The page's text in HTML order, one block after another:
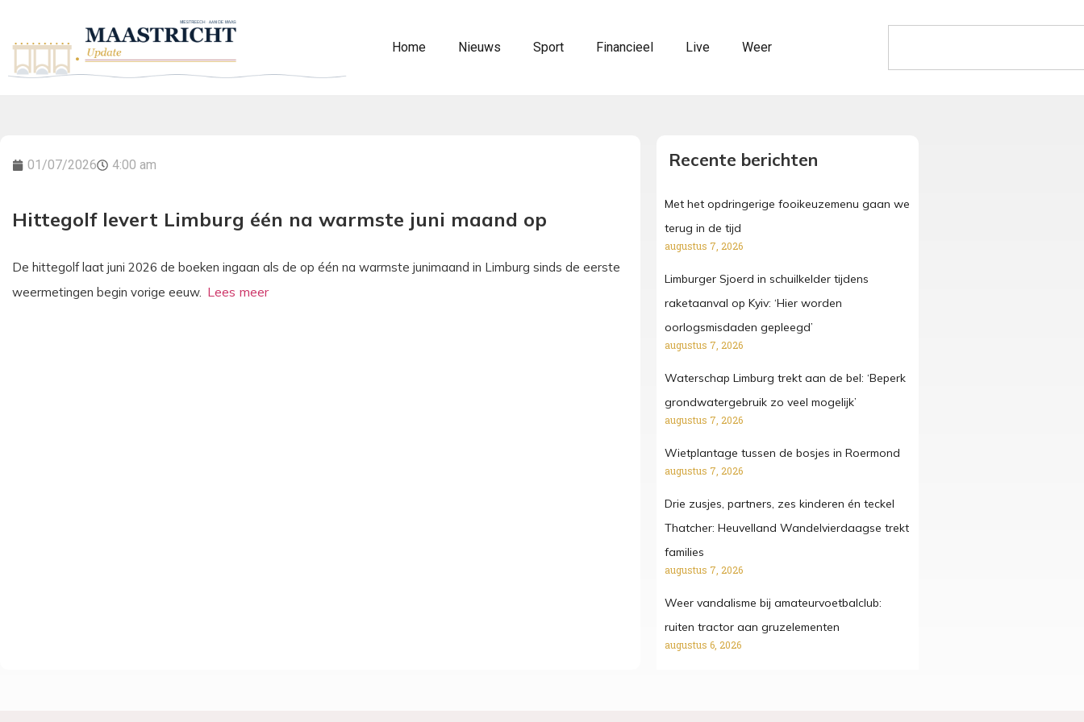
Home Nieuws Sport Financieel Live Weer
01/07/2026 4:00 am
Hittegolf levert Limburg één na warmste juni maand op
De hittegolf laat juni 2026 de boeken ingaan als de op één na warmste junimaand in Limburg sinds de eerste
weermetingen begin vorige eeuw.
Recente berichten
Met het opdringerige fooikeuzemenu gaan we
terug in de tijd
augustus 7, 2026
Limburger Sjoerd in schuilkelder tijdens
raketaanval op Kyiv: ‘Hier worden
oorlogsmisdaden gepleegd’
augustus 7, 2026
Waterschap Limburg trekt aan de bel: ‘Beperk
grondwatergebruik zo veel mogelijk’
augustus 7, 2026
Wietplantage tussen de bosjes in Roermond
augustus 7, 2026
Drie zusjes, partners, zes kinderen én teckel
Thatcher: Heuvelland Wandelvierdaagse trekt
families
augustus 7, 2026
Weer vandalisme bij amateurvoetbalclub:
ruiten tractor aan gruzelementen
augustus 6, 2026